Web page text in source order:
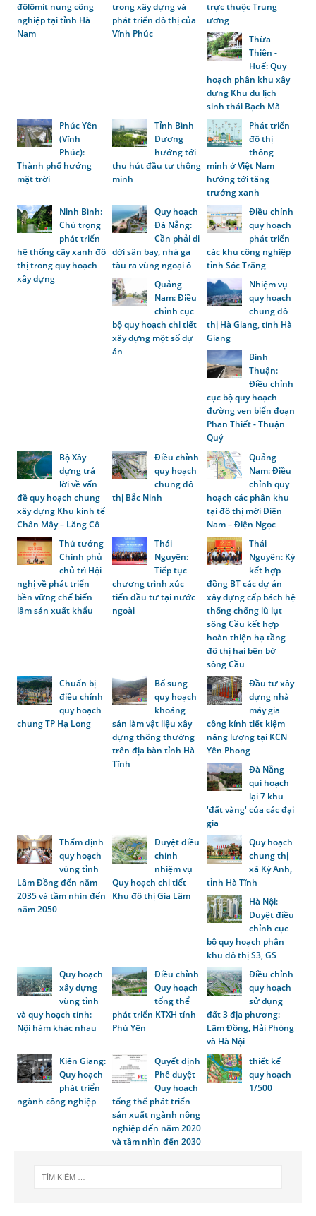
đôlômit nung công
nghiệp tại tỉnh Hà
Nam
trong xây dựng và
phát triển đô thị của
Vĩnh Phúc
trực thuộc Trung
ương
Thừa
Thiên -
Huế: Quy
hoạch phân khu xây
dựng Khu du lịch
sinh thái Bạch Mã
Phúc Yên
(Vĩnh
Phúc):
Thành phố hướng
mặt trời
Tỉnh Bình
Dương
hướng tới
thu hút đầu tư thông
minh
Phát triển
đô thị
thông
minh ở Việt Nam
hướng tới tăng
trưởng xanh
Ninh Bình:
Chú trọng
phát triển
hệ thống cây xanh đô
thị trong quy hoạch
xây dựng
Quy hoạch
Đà Nẵng:
Cần phải di
dời sân bay, nhà ga
tàu ra vùng ngoại ô
Điều chỉnh
quy hoạch
phát triển
các khu công nghiệp
tỉnh Sóc Trăng
Quảng
Nam: Điều
chỉnh cục
bộ quy hoạch chi tiết
xây dựng một số dự
án
Nhiệm vụ
quy hoạch
chung đô
thị Hà Giang, tỉnh Hà
Giang
Bình
Thuận:
Điều chỉnh
cục bộ quy hoạch
đường ven biển đoạn
Phan Thiết - Thuận
Quý
Bộ Xây
dựng trả
lời về vấn
đề quy hoạch chung
xây dựng Khu kinh tế
Chân Mây – Lăng Cô
Điều chỉnh
quy hoạch
chung đô
thị Bắc Ninh
Quảng
Nam: Điều
chỉnh quy
hoạch các phân khu
tại đô thị mới Điện
Nam – Điện Ngọc
Thủ tướng
Chính phủ
chủ trì Hội
nghị về phát triển
bền vững chế biến
lâm sản xuất khẩu
Thái
Nguyên:
Tiếp tục
chương trình xúc
tiến đầu tư tại nước
ngoài
Thái
Nguyên: Ký
kết hợp
đồng BT các dự án
xây dựng cấp bách hệ
thống chống lũ lụt
sông Cầu kết hợp
hoàn thiện hạ tầng
đô thị hai bên bờ
sông Cầu
Chuẩn bị
điều chỉnh
quy hoạch
chung TP Hạ Long
Bổ sung
quy hoạch
khoáng
sản làm vật liệu xây
dựng thông thường
trên địa bàn tỉnh Hà
Tĩnh
Đầu tư xây
dựng nhà
máy gia
công kính tiết kiệm
năng lượng tại KCN
Yên Phong
Đà Nẵng
qui hoạch
lại 7 khu
'đất vàng' của các đại
gia
Thẩm định
quy hoạch
vùng tỉnh
Lâm Đồng đến năm
2035 và tầm nhìn đến
năm 2050
Duyệt điều
chỉnh
nhiệm vụ
Quy hoạch chi tiết
Khu đô thị Gia Lâm
Quy hoạch
chung thị
xã Kỳ Anh,
tỉnh Hà Tĩnh
Hà Nội:
Duyệt điều
chỉnh cục
bộ quy hoạch phân
khu đô thị S3, GS
Quy hoạch
xây dựng
vùng tỉnh
và quy hoạch tỉnh:
Nội hàm khác nhau
Điều chỉnh
Quy hoạch
tổng thể
phát triển KTXH tỉnh
Phú Yên
Điều chỉnh
quy hoạch
sử dụng
đất 3 địa phương:
Lâm Đồng, Hải Phòng
và Hà Nội
Kiên Giang:
Quy hoạch
phát triển
ngành công nghiệp
Quyết định
Phê duyệt
Quy hoạch
tổng thể phát triển
sản xuất ngành nông
nghiệp đến năm 2020
và tầm nhìn đến 2030
thiết kế
quy hoạch
1/500